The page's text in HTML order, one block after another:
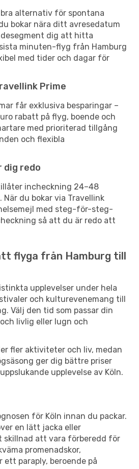
alternativ för spontana
bokar nära ditt avresedatum
dig att hitta
minuten-flyg från Hamburg
med tider och dagar för
Prime
får exklusiva besparingar –
rabatt på flyg, boende och
med prioriterad tillgång
och flexibla
dig redo
incheckning 24–48
du bokar via Travellink
med steg-för-steg-
så att du är redo att
flyga från Hamburg till
upplevelser under hela
och kulturevenemang till
Välj den tid som passar din
livlig eller lugn och
fler aktiviteter och liv, medan
ger dig bättre priser
upplevelse av Köln.
för Köln innan du packar.
en lätt jacka eller
skillnad att vara förberedd för
promenadskor,
ett paraply, beroende på